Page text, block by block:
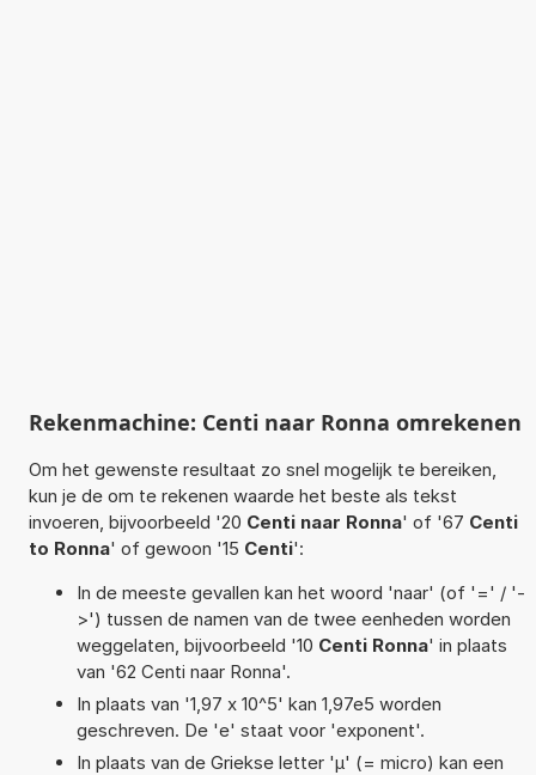
Rekenmachine: Centi naar Ronna omrekenen
Om het gewenste resultaat zo snel mogelijk te bereiken,
kun je de om te rekenen waarde het beste als tekst
invoeren, bijvoorbeeld '20 Centi naar Ronna' of '67 Centi
to Ronna' of gewoon '15 Centi':
In de meeste gevallen kan het woord 'naar' (of '=' / '-
>') tussen de namen van de twee eenheden worden
weggelaten, bijvoorbeeld '10 Centi Ronna' in plaats
van '62 Centi naar Ronna'.
In plaats van '1,97 x 10^5' kan 1,97e5 worden
geschreven. De 'e' staat voor 'exponent'.
In plaats van de Griekse letter 'µ' (= micro) kan een